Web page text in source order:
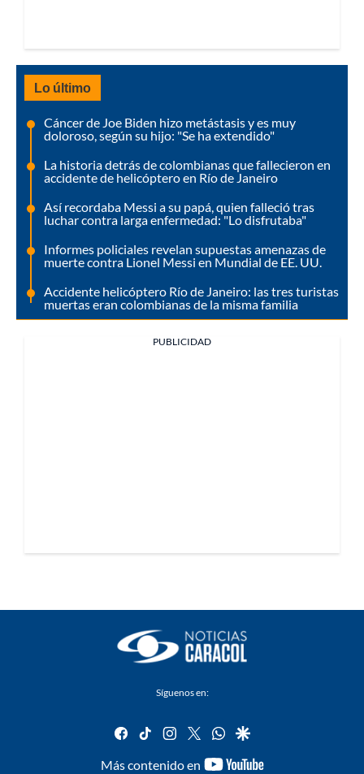
Lo último
Cáncer de Joe Biden hizo metástasis y es muy
doloroso, según su hijo: "Se ha extendido"
La historia detrás de colombianas que fallecieron en
accidente de helicóptero en Río de Janeiro
Así recordaba Messi a su papá, quien falleció tras
luchar contra larga enfermedad: "Lo disfrutaba"
Informes policiales revelan supuestas amenazas de
muerte contra Lionel Messi en Mundial de EE. UU.
Accidente helicóptero Río de Janeiro: las tres turistas
muertas eran colombianas de la misma familia
PUBLICIDAD
Síguenos en:
facebook
tiktok instagram
twitterwhatsapp
google
Más contenido en
youtube-